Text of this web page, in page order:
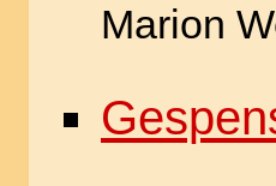
Marion